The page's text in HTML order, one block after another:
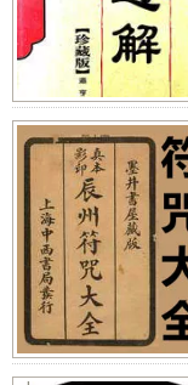
鼻骨横张面相 韩
上一篇： 有这种
情感当一回事